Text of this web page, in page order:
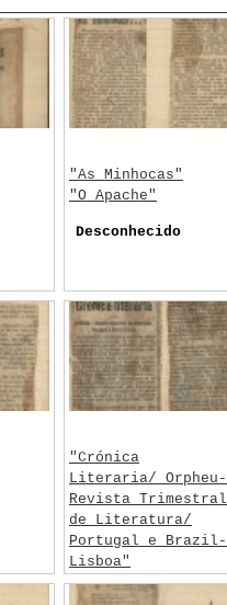
"As Minhocas"
"O Apache"
Desconhecido
"Crónica
Literaria/ Orpheu-
Revista Trimestral
de Literatura/
Portugal e Brazil-
Lisboa"
Caballero, Juan